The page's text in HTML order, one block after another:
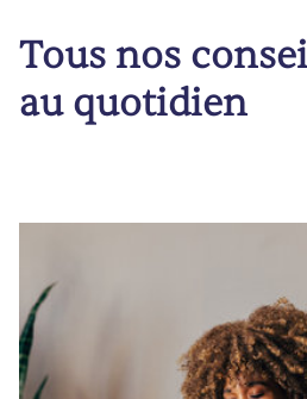
Tous nos
au quotidien